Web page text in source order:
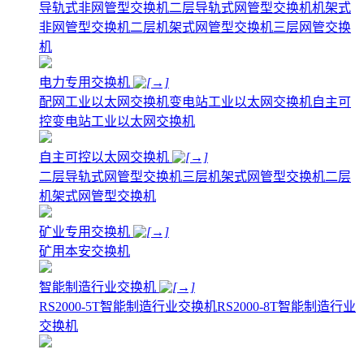
导轨式非网管型交换机二层导轨式网管型交换机机架式
非网管型交换机二层机架式网管型交换机三层网管交换
机
电力专用交换机
配网工业以太网交换机变电站工业以太网交换机自主可
控变电站工业以太网交换机
自主可控以太网交换机
二层导轨式网管型交换机三层机架式网管型交换机二层
机架式网管型交换机
矿业专用交换机
矿用本安交换机
智能制造行业交换机
RS2000-5T智能制造行业交换机RS2000-8T智能制造行业
交换机